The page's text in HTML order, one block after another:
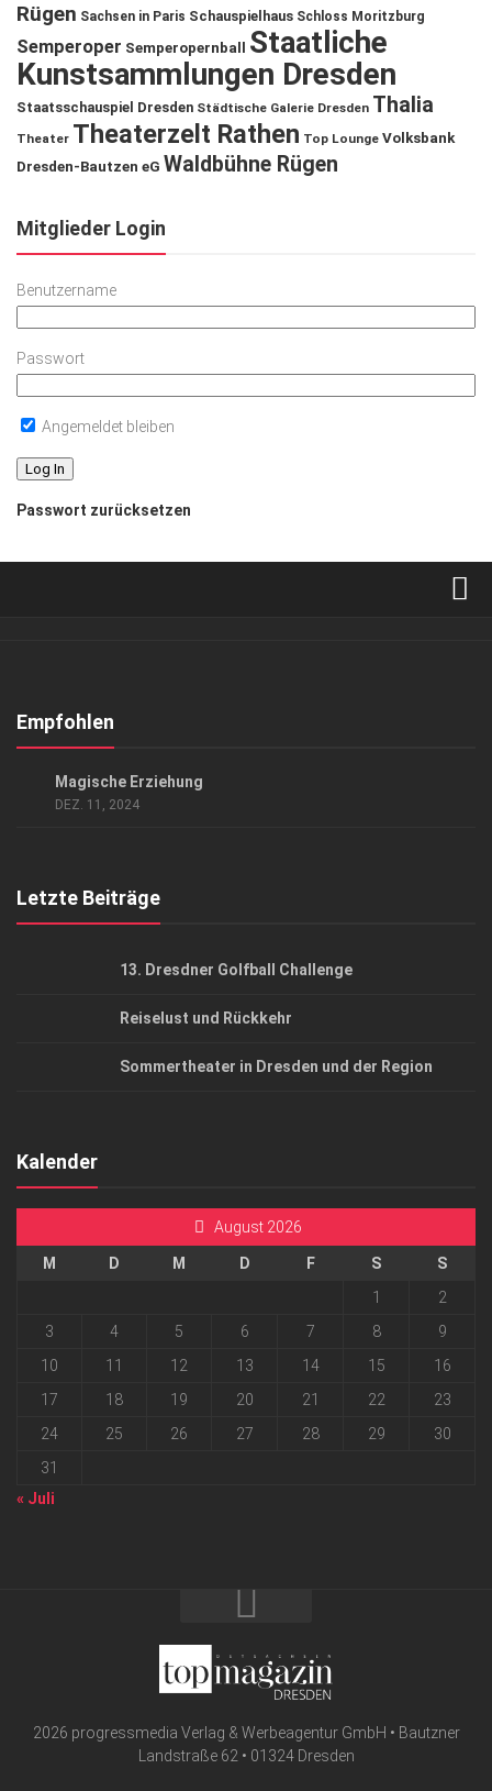
Rügen Sachsen in Paris Schauspielhaus Schloss Moritzburg
Semperoper Semperopernball
Staatliche
Kunstsammlungen Dresden
Staatsschauspiel Dresden Städtische Galerie Dresden Thalia
Theater Theaterzelt Rathen Top Lounge Volksbank
Dresden-Bautzen eG Waldbühne Rügen
Mitglieder Login
Benutzername
Passwort
Angemeldet bleiben
Passwort zurücksetzen
Kontakt, Impressum
Empfohlen
Magische Erziehung
DEZ. 11, 2024
Letzte Beiträge
13. Dresdner Golfball Challenge
Reiselust und Rückkehr
Sommertheater in Dresden und der Region
Kalender
August 2026
M D M D F S
S
1
2
3
4 5 6 7 8
9
10
11 12 13 14 15
16
17
18 19 20 21 22
23
24
25 26 27 28 29
30
31
« Juli
2026 progressmedia Verlag & Werbeagentur GmbH • Bautzner
Landstraße 62 • 01324 Dresden